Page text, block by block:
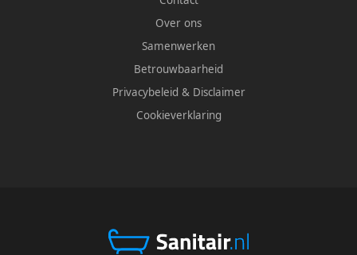
Over ons
Samenwerken
Betrouwbaarheid
Privacybeleid & Disclaimer
Cookieverklaring